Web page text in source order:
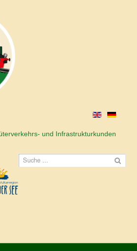
und Infrastrukturkunden